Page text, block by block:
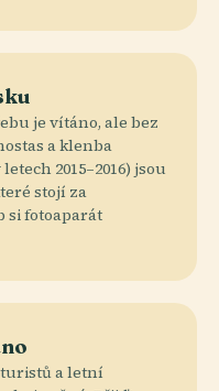
je vítáno, ale bez
a klenba
2015–2016) jsou
stojí za
si fotoaparát
a letní